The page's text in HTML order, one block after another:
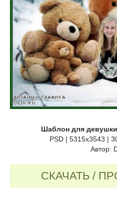
Шаблон для
PSD | 5315x3543 |
Автор:
СКАЧАТЬ /